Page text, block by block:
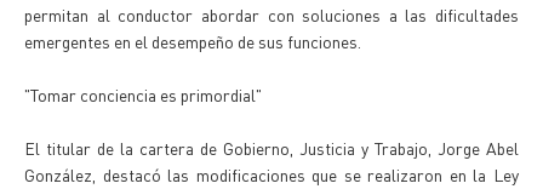
permitan al conductor abordar con soluciones a las dificultades
emergentes en el desempeño de sus funciones.
"Tomar conciencia es primordial"
El titular de la cartera de Gobierno, Justicia y Trabajo, Jorge Abel
González, destacó las modificaciones que se realizaron en la Ley